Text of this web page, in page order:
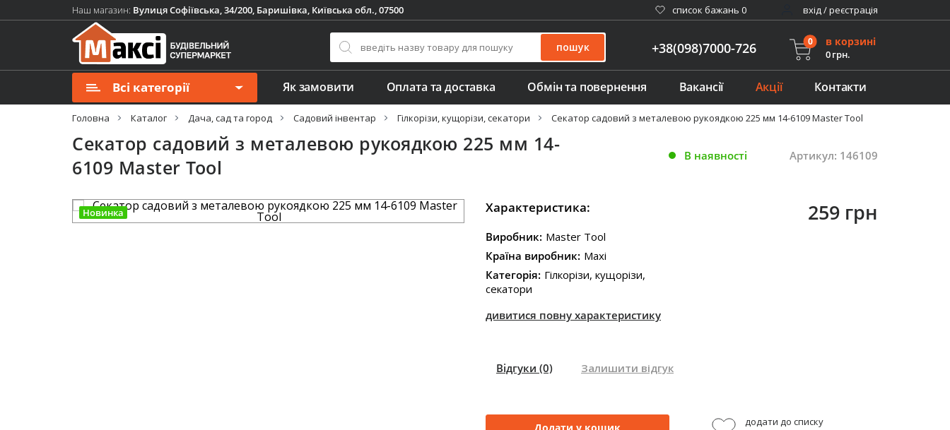
Наш магазин: Вулиця Софіївська, 34/200, Баришівка, Київська обл., 07500 cписок бажань 0 вхід / реєстрація
пошук +38(098)7000-726 0 в корзині
0 грн.
Всі категорії Як замовити Оплата та доставка Обмін та повернення Вакансії Акції Контакти
Головна Каталог Дача, сад та город Садовий інвентар Гілкорізи, кущорізи, секатори Секатор садовий з металевою рукоядкою 225 мм 14-6109 Master Tool
Секатор садовий з металевою рукоядкою 225 мм 14-
6109 Master Tool
В наявності Артикул: 146109
Новинка Характеристика:
Виробник: Master Tool
Країна виробник: Maxi
Категорія: Гілкорізи, кущорізи,
секатори
дивитися повну характеристику
259 грн
Відгуки (0) Залишити відгук
додати до списку